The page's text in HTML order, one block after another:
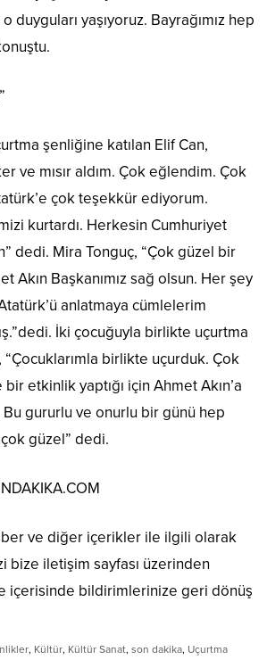
duyguları yaşıyoruz. Bayrağımız hep
şenliğine katılan Elif Can,
ve mısır aldım. Çok eğlendim. Çok
çok teşekkür ediyorum.
kurtardı. Herkesin Cumhuriyet
dedi. Mira Tonguç, “Çok güzel bir
Akın Başkanımız sağ olsun. Her şey
anlatmaya cümlelerim
İki çocuğuyla birlikte uçurtma
“Çocuklarımla birlikte uçurduk. Çok
etkinlik yaptığı için Ahmet Akın’a
gururlu ve onurlu bir günü hep
güzel” dedi.
ve diğer içerikler ile ilgili olarak
bize iletişim sayfası üzerinden
içerisinde bildirimlerinize geri dönüş
, Kültür, Kültür Sanat, son dakika, Uçurtma